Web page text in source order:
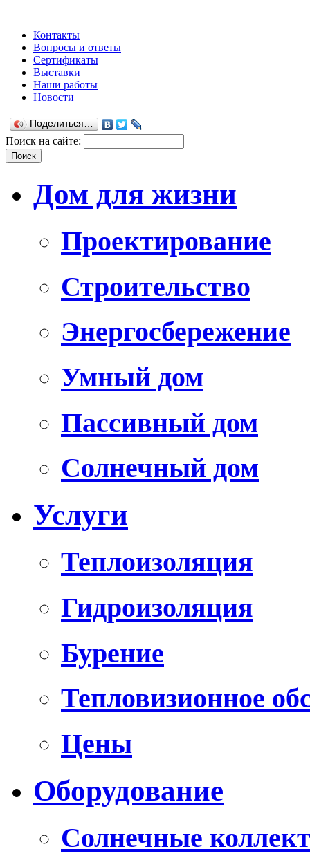
Контакты
Вопросы и ответы
Сертификаты
Выставки
Наши работы
Новости
Поделиться…
Поиск на сайте:
Дом для жизни
Проектирование
Строительство
Энергосбережение
Умный дом
Пассивный дом
Солнечный дом
Услуги
Теплоизоляция
Гидроизоляция
Бурение
Тепловизионное
Цены
Оборудование
Солнечные